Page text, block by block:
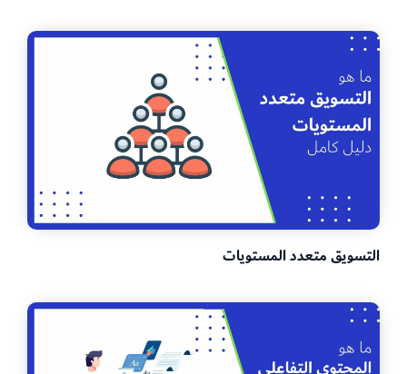
التسويق متعدد المستويات